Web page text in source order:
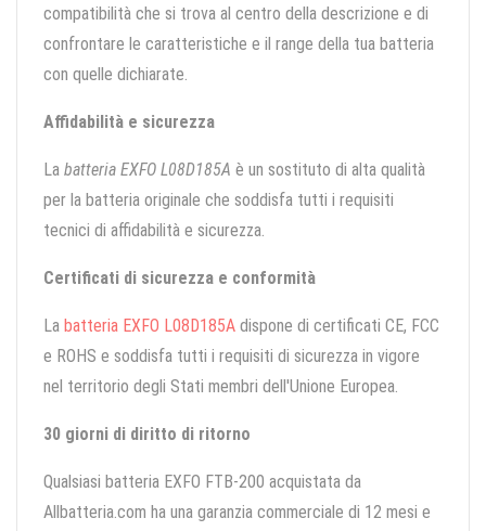
compatibilità che si trova al centro della descrizione e di
confrontare le caratteristiche e il range della tua batteria
con quelle dichiarate.
Affidabilità e sicurezza
La batteria EXFO L08D185A è un sostituto di alta qualità
per la batteria originale che soddisfa tutti i requisiti
tecnici di affidabilità e sicurezza.
Certificati di sicurezza e conformità
La batteria EXFO L08D185A dispone di certificati CE, FCC
e ROHS e soddisfa tutti i requisiti di sicurezza in vigore
nel territorio degli Stati membri dell'Unione Europea.
30 giorni di diritto di ritorno
Qualsiasi batteria EXFO FTB-200 acquistata da
Allbatteria.com ha una garanzia commerciale di 12 mesi e